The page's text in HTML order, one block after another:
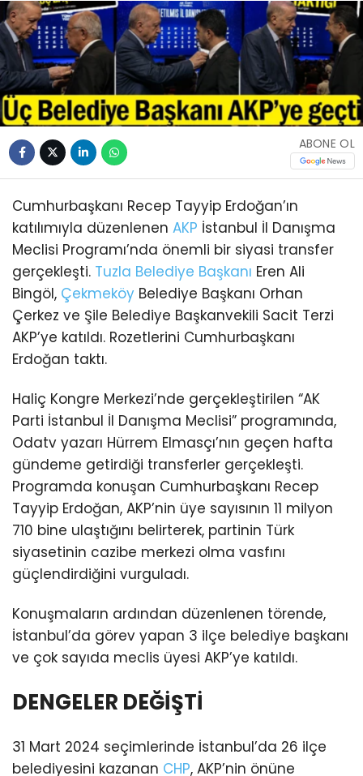
ABONE OL
Cumhurbaşkanı Recep Tayyip Erdoğan’ın
katılımıyla düzenlenen AKP İstanbul İl Danışma
Meclisi Programı’nda önemli bir siyasi transfer
gerçekleşti. Tuzla Belediye Başkanı Eren Ali
Bingöl, Çekmeköy Belediye Başkanı Orhan
Çerkez ve Şile Belediye Başkanvekili Sacit Terzi
AKP’ye katıldı. Rozetlerini Cumhurbaşkanı
Erdoğan taktı.
Haliç Kongre Merkezi’nde gerçekleştirilen “AK
Parti İstanbul İl Danışma Meclisi” programında,
Odatv yazarı Hürrem Elmasçı’nın geçen hafta
gündeme getirdiği transferler gerçekleşti.
Programda konuşan Cumhurbaşkanı Recep
Tayyip Erdoğan, AKP’nin üye sayısının 11 milyon
710 bine ulaştığını belirterek, partinin Türk
siyasetinin cazibe merkezi olma vasfını
güçlendirdiğini vurguladı.
Konuşmaların ardından düzenlenen törende,
İstanbul’da görev yapan 3 ilçe belediye başkanı
ve çok sayıda meclis üyesi AKP’ye katıldı.
DENGELER DEĞİŞTİ
31 Mart 2024 seçimlerinde İstanbul’da 26 ilçe
belediyesini kazanan CHP, AKP’nin önüne